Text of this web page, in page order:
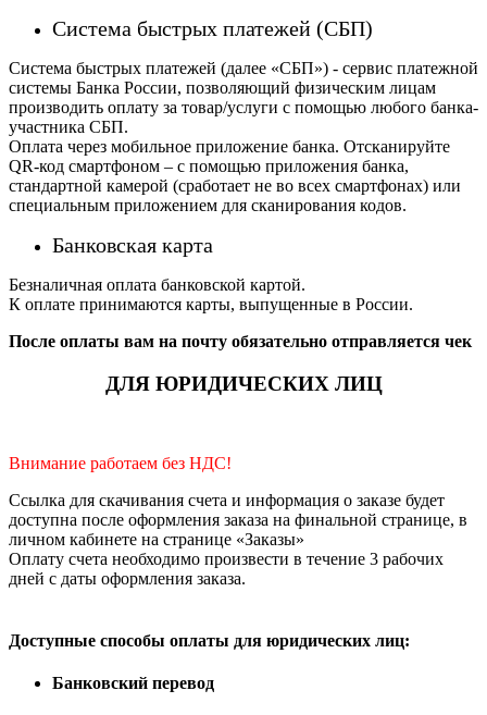
Система быстрых платежей (СБП)
Система быстрых платежей (далее «СБП») - сервис платежной
системы Банка России, позволяющий физическим лицам
производить оплату за товар/услуги с помощью любого банка-
участника СБП.
Оплата через мобильное приложение банка. Отсканируйте
QR-код смартфоном – с помощью приложения банка,
стандартной камерой (сработает не во всех смартфонах) или
специальным приложением для сканирования кодов.
Банковская карта
Безналичная оплата банковской картой.
К оплате принимаются карты, выпущенные в России.
После оплаты вам на почту обязательно отправляется чек
ДЛЯ ЮРИДИЧЕСКИХ ЛИЦ
Внимание работаем без НДС!
Ссылка для скачивания счета и информация о заказе будет
доступна после оформления заказа на финальной странице, в
личном кабинете на странице «Заказы»
Оплату счета необходимо произвести в течение 3 рабочих
дней с даты оформления заказа.
Доступные способы оплаты для юридических лиц:
Банковский перевод